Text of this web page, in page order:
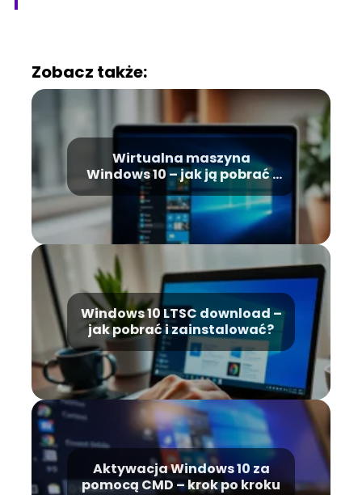
Zobacz także:
Wirtualna maszyna
Windows 10 – jak ją pobrać i
zainstalować?
Windows 10 LTSC download –
jak pobrać i zainstalować?
Aktywacja Windows 10 za
pomocą CMD – krok po kroku